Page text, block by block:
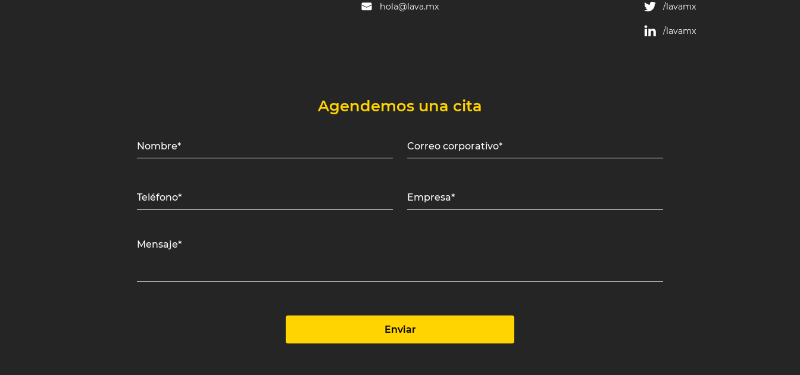
hola@lava.mx /lavamx
/lavamx
Agendemos una cita
Nombre* Correo corporativo*
Teléfono* Empresa*
Mensaje*
Enviar